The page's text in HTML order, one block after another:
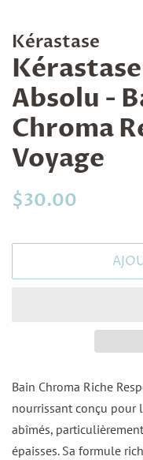
Kérastase
Absolu -
Chroma
Voyage
Prix
$30.00
Bain Chroma Riche
nourrissant conçu pour
abîmés,
épaisses. Sa formule